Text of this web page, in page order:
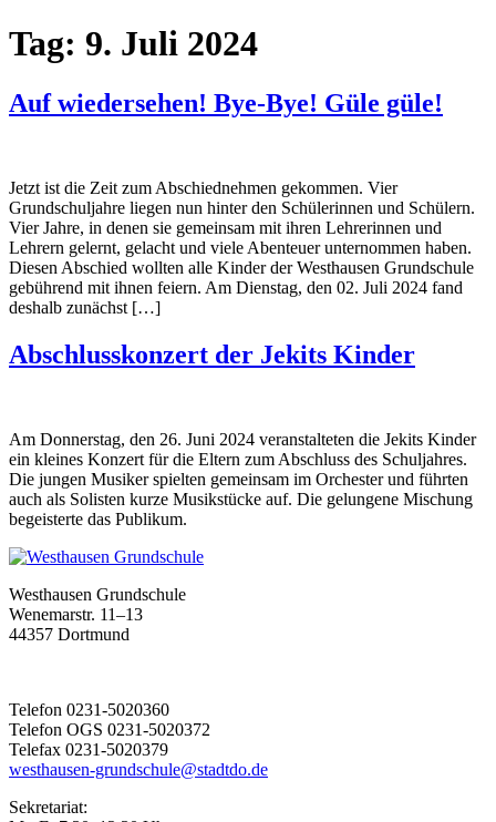
Tag: 9. Juli 2024
Auf wiedersehen! Bye-Bye! Güle güle!
Jetzt ist die Zeit zum Abschiednehmen gekommen. Vier
Grundschuljahre liegen nun hinter den Schülerinnen und Schülern.
Vier Jahre, in denen sie gemeinsam mit ihren Lehrerinnen und
Lehrern gelernt, gelacht und viele Abenteuer unternommen haben.
Diesen Abschied wollten alle Kinder der Westhausen Grundschule
gebührend mit ihnen feiern. Am Dienstag, den 02. Juli 2024 fand
deshalb zunächst […]
Abschlusskonzert der Jekits Kinder
Am Donnerstag, den 26. Juni 2024 veranstalteten die Jekits Kinder
ein kleines Konzert für die Eltern zum Abschluss des Schuljahres.
Die jungen Musiker spielten gemeinsam im Orchester und führten
auch als Solisten kurze Musikstücke auf. Die gelungene Mischung
begeisterte das Publikum.
Westhausen Grundschule
Wenemarstr. 11–13
44357 Dortmund
Telefon 0231-5020360
Telefon OGS 0231-5020372
Telefax 0231-5020379
westhausen-grundschule@stadtdo.de
Sekretariat: